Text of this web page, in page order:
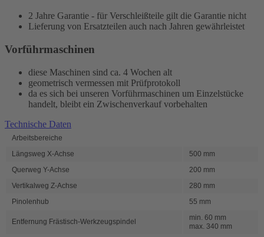
2 Jahre Garantie - für Verschleißteile gilt die Garantie nicht
Lieferung von Ersatzteilen auch nach Jahren gewährleistet
Vorführmaschinen
diese Maschinen sind ca. 4 Wochen alt
geometrisch vermessen mit Prüfprotokoll
da es sich bei unseren Vorführmaschinen um Einzelstücke
handelt, bleibt ein Zwischenverkauf vorbehalten
Technische Daten
Arbeitsbereiche
Längsweg X-Achse
500 mm
Querweg Y-Achse
200 mm
Vertikalweg Z-Achse
280 mm
Pinolenhub
55 mm
Entfernung Frästisch-Werkzeugspindel
min. 60 mm
max. 340 mm